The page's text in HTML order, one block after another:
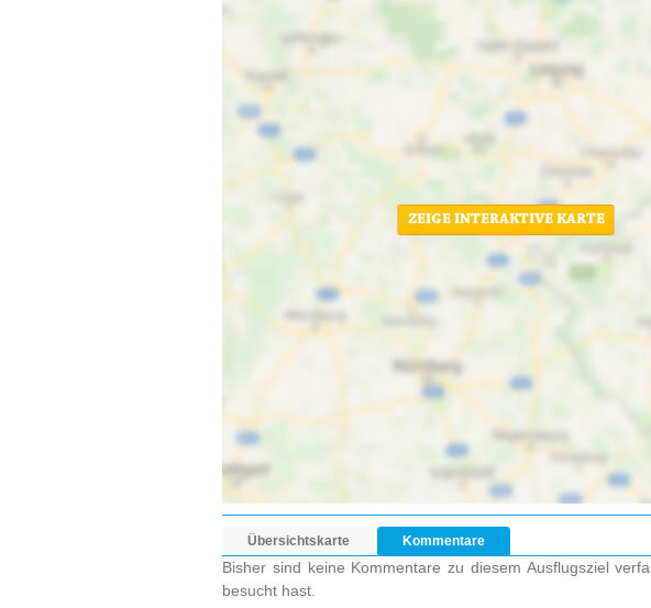
ZEIGE INTERAKTIVE KARTE
Übersichtskarte Kommentare
Bisher sind keine Kommentare zu diesem Ausflugsziel
besucht hast.